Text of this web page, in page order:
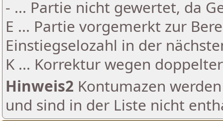
- ... Partie nicht gewertet, da
E ... Partie vorgemerkt zur
Einstiegselozahl in der
K ... Korrektur wegen
Hinweis2 Kontumazen
und sind in der Liste nicht